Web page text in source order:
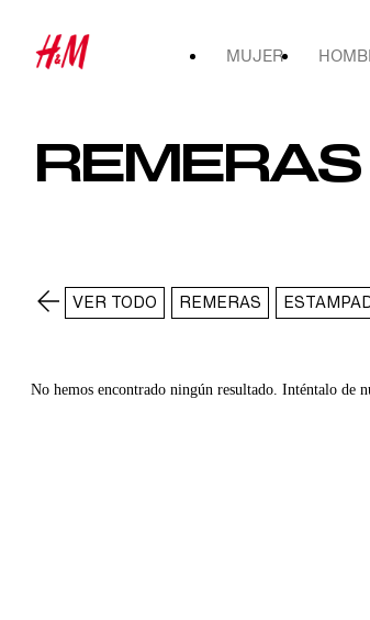
MUJER
VER TODO REMERAS
No hemos encontrado ningún resultado. Inténtalo de